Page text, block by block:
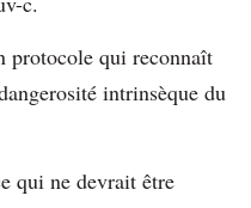
protocole qui reconnaît
intrinsèque du
qui ne devrait être